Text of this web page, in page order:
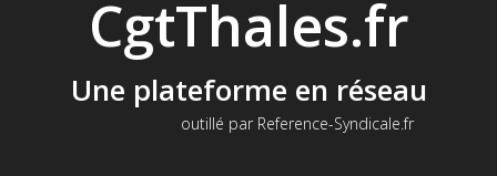
CgtThales.fr
Une plateforme en réseau
outillé par Reference-Syndicale.fr